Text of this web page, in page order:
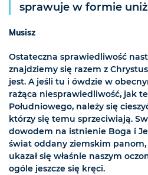
sprawuje w formie
Musisz
Ostateczna sprawiedliwość
znajdziemy się razem z
jest. A jeśli tu i ówdzie w
rażąca niesprawiedliwość, jak
Południowego, należy się
którzy się temu sprzeciwiają.
dowodem na istnienie Boga i
świat oddany ziemskim
ukazał się właśnie naszym
ogóle jeszcze się kręci.